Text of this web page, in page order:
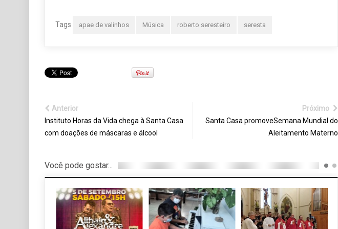
Tags apae de valinhos Música roberto seresteiro seresta
Anterior
Instituto Horas da Vida chega à Santa Casa
com doações de máscaras e álcool
Próximo
Santa Casa promoveSemana Mundial do
Aleitamento Materno
Você pode gostar...